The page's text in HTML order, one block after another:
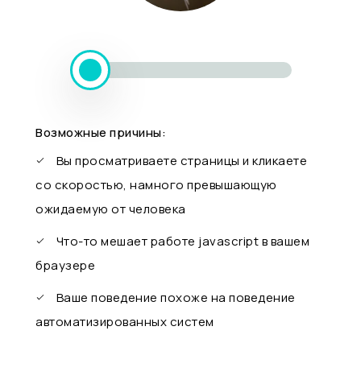
Возможные причины:
Вы просматриваете страницы и кликаете
со скоростью, намного превышающую
ожидаемую от человека
Что-то мешает работе javascript в вашем
браузере
Ваше поведение похоже на поведение
автоматизированных систем